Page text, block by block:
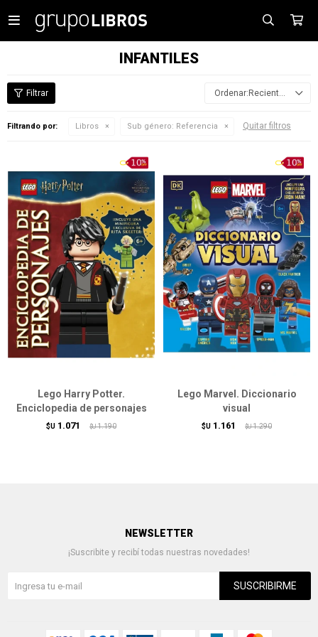

INFANTILES
Recientes
Filtrando por: Libros Sub género: Referencia Quitar filtros
Lego Harry Potter.
Enciclopedia de personajes
$U 1.071 $U 1.190
Lego Marvel. Diccionario
visual
$U 1.161 $U 1.290
NEWSLETTER
¡Suscribite y recibí todas nuestras novedades!
SUSCRIBIRME